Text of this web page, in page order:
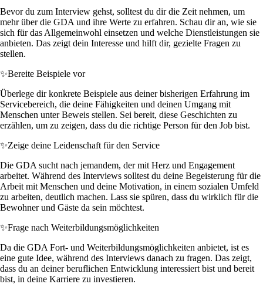
Bevor du zum Interview gehst, solltest du dir die Zeit nehmen, um
mehr über die GDA und ihre Werte zu erfahren. Schau dir an, wie sie
sich für das Allgemeinwohl einsetzen und welche Dienstleistungen sie
anbieten. Das zeigt dein Interesse und hilft dir, gezielte Fragen zu
stellen.
✨Bereite Beispiele vor
Überlege dir konkrete Beispiele aus deiner bisherigen Erfahrung im
Servicebereich, die deine Fähigkeiten und deinen Umgang mit
Menschen unter Beweis stellen. Sei bereit, diese Geschichten zu
erzählen, um zu zeigen, dass du die richtige Person für den Job bist.
✨Zeige deine Leidenschaft für den Service
Die GDA sucht nach jemandem, der mit Herz und Engagement
arbeitet. Während des Interviews solltest du deine Begeisterung für die
Arbeit mit Menschen und deine Motivation, in einem sozialen Umfeld
zu arbeiten, deutlich machen. Lass sie spüren, dass du wirklich für die
Bewohner und Gäste da sein möchtest.
✨Frage nach Weiterbildungsmöglichkeiten
Da die GDA Fort- und Weiterbildungsmöglichkeiten anbietet, ist es
eine gute Idee, während des Interviews danach zu fragen. Das zeigt,
dass du an deiner beruflichen Entwicklung interessiert bist und bereit
bist, in deine Karriere zu investieren.